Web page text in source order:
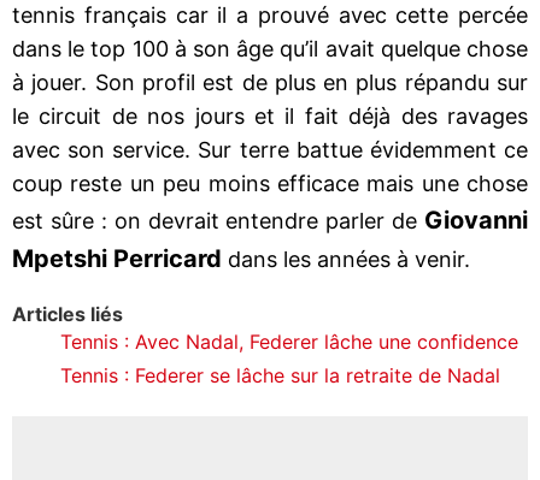
tennis français car il a prouvé avec cette percée
dans le top 100 à son âge qu’il avait quelque chose
à jouer. Son profil est de plus en plus répandu sur
le circuit de nos jours et il fait déjà des ravages
avec son service. Sur terre battue évidemment ce
coup reste un peu moins efficace mais une chose
est sûre : on devrait entendre parler de Giovanni
Mpetshi Perricard dans les années à venir.
Articles liés
Tennis : Avec Nadal, Federer lâche une confidence
Tennis : Federer se lâche sur la retraite de Nadal